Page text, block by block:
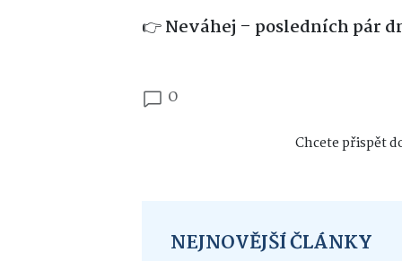
👉Neváhej – posledních pár
0
Chcete přispět
NEJNOVĚJŠÍ ČLÁNKY